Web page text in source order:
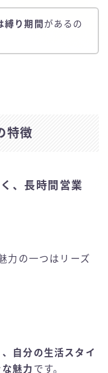
縛り期間 があるの
特徴
、長時間営業
力の一つはリーズ
自分の生活スタイ
魅力 です。